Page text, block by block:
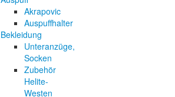
Akrapovic
Auspuffhalter
Bekleidung
Unteranzüge,
Socken
Zubehör
Helite-
Westen